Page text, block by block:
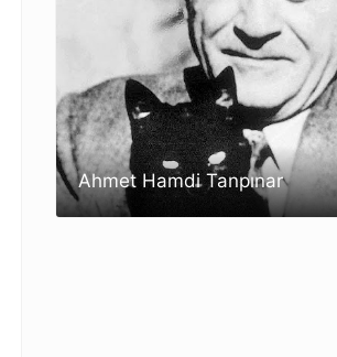
Ahmet Hamdi Tanpınar